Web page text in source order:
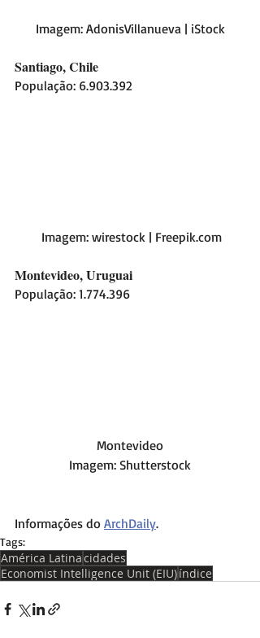
Imagem: AdonisVillanueva | iStock
Santiago, Chile
População: 6.903.392
Imagem: wirestock | Freepik.com
Montevideo, Uruguai
População: 1.774.396
Montevideo
Imagem: Shutterstock
Informações do ArchDaily.
Tags:
América Latinacidades
Economist Intelligence Unit (EIU)índice